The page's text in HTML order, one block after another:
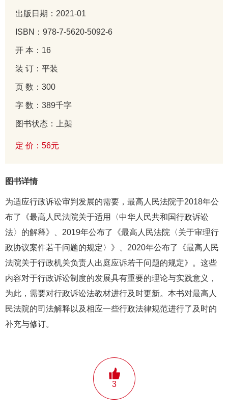
出版日期：2021-01
ISBN：978-7-5620-5092-6
开 本：16
装 订：平装
页 数：300
字 数：389千字
图书状态：上架
定 价：56元
图书详情
为适应行政诉讼审判发展的需要，最高人民法院于2018年公
布了《最高人民法院关于适用〈中华人民共和国行政诉讼
法〉的解释》、2019年公布了《最高人民法院〈关于审理行
政协议案件若干问题的规定〉》、2020年公布了《最高人民
法院关于行政机关负责人出庭应诉若干问题的规定》。这些
内容对于行政诉讼制度的发展具有重要的理论与实践意义，
为此，需要对行政诉讼法教材进行及时更新。本书对最高人
民法院的司法解释以及相应一些行政法律规范进行了及时的
补充与修订。
3